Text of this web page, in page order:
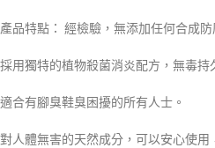
產品特點： 經檢驗，無添加任何合成
採用獨特的植物殺菌消炎配方，無毒持
適合有腳臭鞋臭困擾的所有人士。
對人體無害的天然成分，可以安心使用